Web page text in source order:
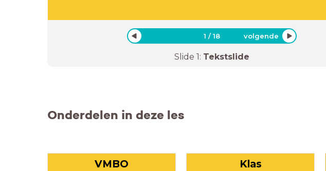
1 /18 volgende
Slide 1: Tekstslide
Onderdelen in deze les
VMBO Klas